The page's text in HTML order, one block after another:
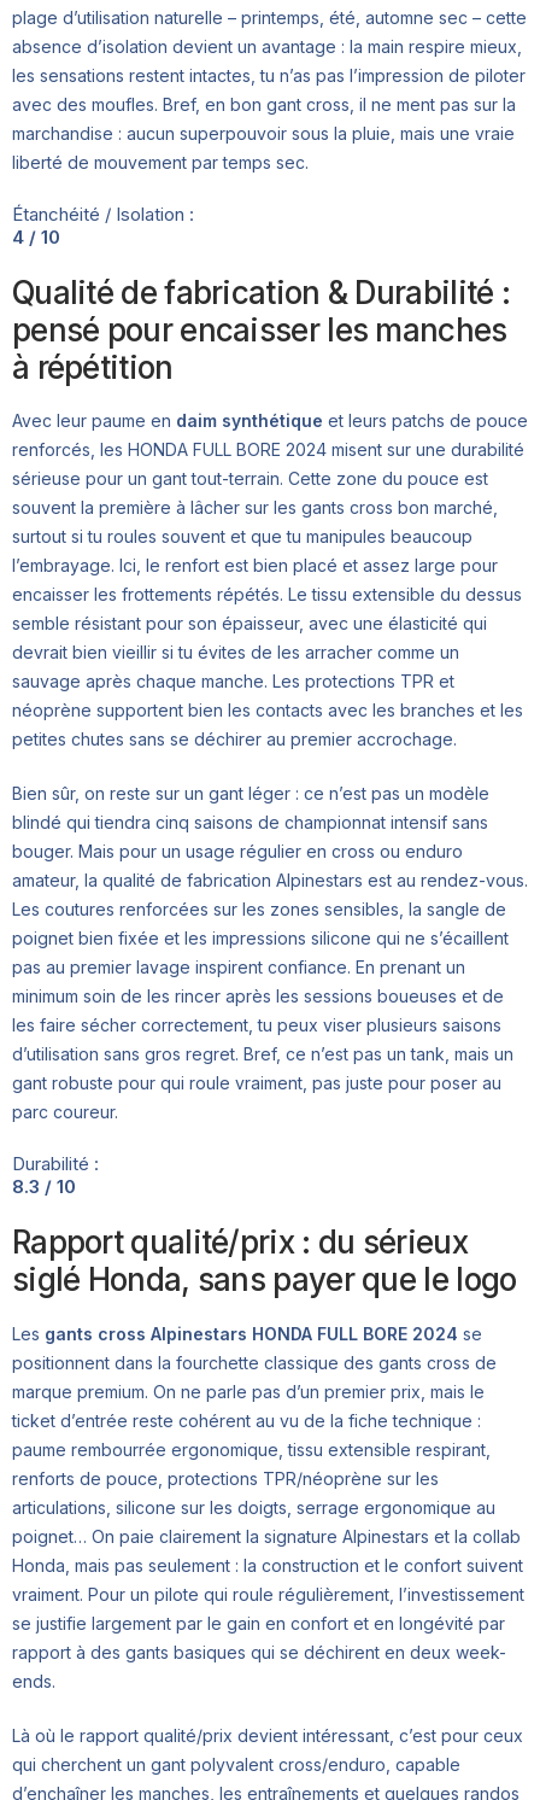
plage d’utilisation naturelle – printemps, été, automne sec – cette
absence d’isolation devient un avantage : la main respire mieux,
les sensations restent intactes, tu n’as pas l’impression de piloter
avec des moufles. Bref, en bon gant cross, il ne ment pas sur la
marchandise : aucun superpouvoir sous la pluie, mais une vraie
liberté de mouvement par temps sec.
Étanchéité / Isolation :
4 / 10
Qualité de fabrication & Durabilité :
pensé pour encaisser les manches
à répétition
Avec leur paume en daim synthétique et leurs patchs de pouce
renforcés, les HONDA FULL BORE 2024 misent sur une durabilité
sérieuse pour un gant tout-terrain. Cette zone du pouce est
souvent la première à lâcher sur les gants cross bon marché,
surtout si tu roules souvent et que tu manipules beaucoup
l’embrayage. Ici, le renfort est bien placé et assez large pour
encaisser les frottements répétés. Le tissu extensible du dessus
semble résistant pour son épaisseur, avec une élasticité qui
devrait bien vieillir si tu évites de les arracher comme un
sauvage après chaque manche. Les protections TPR et
néoprène supportent bien les contacts avec les branches et les
petites chutes sans se déchirer au premier accrochage.
Bien sûr, on reste sur un gant léger : ce n’est pas un modèle
blindé qui tiendra cinq saisons de championnat intensif sans
bouger. Mais pour un usage régulier en cross ou enduro
amateur, la qualité de fabrication Alpinestars est au rendez-vous.
Les coutures renforcées sur les zones sensibles, la sangle de
poignet bien fixée et les impressions silicone qui ne s’écaillent
pas au premier lavage inspirent confiance. En prenant un
minimum soin de les rincer après les sessions boueuses et de
les faire sécher correctement, tu peux viser plusieurs saisons
d’utilisation sans gros regret. Bref, ce n’est pas un tank, mais un
gant robuste pour qui roule vraiment, pas juste pour poser au
parc coureur.
Durabilité :
8.3 / 10
Rapport qualité/prix : du sérieux
siglé Honda, sans payer que le logo
Les gants cross Alpinestars HONDA FULL BORE 2024 se
positionnent dans la fourchette classique des gants cross de
marque premium. On ne parle pas d’un premier prix, mais le
ticket d’entrée reste cohérent au vu de la fiche technique :
paume rembourrée ergonomique, tissu extensible respirant,
renforts de pouce, protections TPR/néoprène sur les
articulations, silicone sur les doigts, serrage ergonomique au
poignet… On paie clairement la signature Alpinestars et la collab
Honda, mais pas seulement : la construction et le confort suivent
vraiment. Pour un pilote qui roule régulièrement, l’investissement
se justifie largement par le gain en confort et en longévité par
rapport à des gants basiques qui se déchirent en deux week-
ends.
Là où le rapport qualité/prix devient intéressant, c’est pour ceux
qui cherchent un gant polyvalent cross/enduro, capable
d’enchaîner les manches, les entraînements et quelques randos